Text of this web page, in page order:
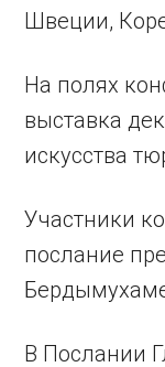
Швеции,
На полях
выставка
искусства
Участники
послание
В Послании